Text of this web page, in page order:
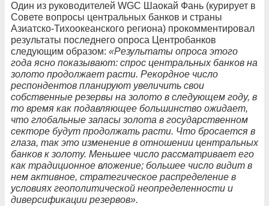
Один из руководителей WGC Шаокай Фань (курирует в
Совете вопросы центральных банков и страны
Азиатско-Тихоокеанского региона) прокомментировал
результаты последнего опроса Центробанков
следующим образом: «Результаты опроса этого
года ясно показывают: спрос центральных банков на
золото продолжает расти. Рекордное число
респондентов планируют увеличить свои
собственные резервы на золото в следующем году, в
то время как подавляющее большинство ожидает,
что глобальные запасы золота в государственном
секторе будут продолжать расти. Что бросается в
глаза, так это изменение в отношении центральных
банков к золоту. Меньшее число рассматривает его
как традиционное вложение; большее число видит в
нем активное, стратегическое распределение в
условиях геополитической неопределенности и
диверсификации резервов».